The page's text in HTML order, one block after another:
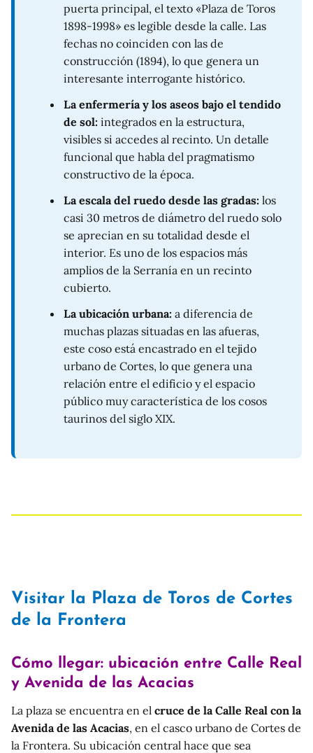
puerta principal, el texto «Plaza de Toros
1898-1998» es legible desde la calle. Las
fechas no coinciden con las de
construcción (1894), lo que genera un
interesante interrogante histórico.
La enfermería y los aseos bajo el tendido
de sol: integrados en la estructura,
visibles si accedes al recinto. Un detalle
funcional que habla del pragmatismo
constructivo de la época.
La escala del ruedo desde las gradas: los
casi 30 metros de diámetro del ruedo solo
se aprecian en su totalidad desde el
interior. Es uno de los espacios más
amplios de la Serranía en un recinto
cubierto.
La ubicación urbana: a diferencia de
muchas plazas situadas en las afueras,
este coso está encastrado en el tejido
urbano de Cortes, lo que genera una
relación entre el edificio y el espacio
público muy característica de los cosos
taurinos del siglo XIX.
Visitar la Plaza de Toros de Cortes
de la Frontera
Cómo llegar: ubicación entre Calle Real
y Avenida de las Acacias
La plaza se encuentra en el cruce de la Calle Real con la
Avenida de las Acacias, en el casco urbano de Cortes de
la Frontera. Su ubicación central hace que sea